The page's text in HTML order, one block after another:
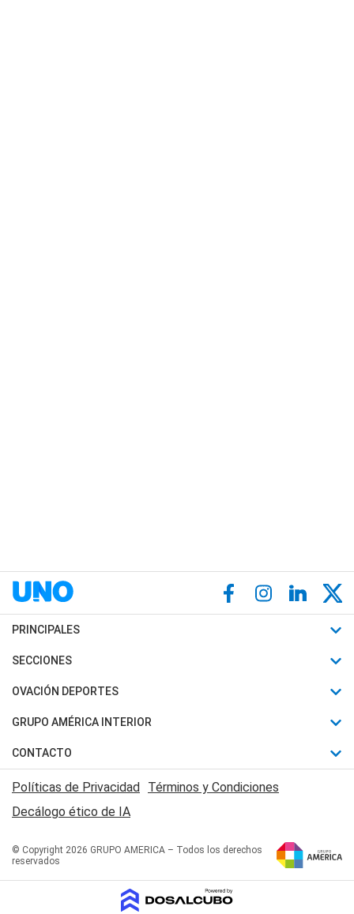
PRINCIPALES
Últimas Noticias
Política
Judiciales
Economia
SECCIONES
Horóscopo
Motores
Trucos caseros
Series y Películas
Edictos y Solicitadas
OVACIÓN DEPORTES
Fútbol
Mundial
Automovilismo
Rugby
Básquet
GRUPO AMÉRICA INTERIOR
Canal 7 en Vivo
San Juan 8
CONTACTO
Acerca de Nosotros
Contactanos
Políticas de Privacidad Términos y Condiciones
Decálogo ético de IA
© Copyright 2026 GRUPO AMERICA – Todos los derechos
reservados